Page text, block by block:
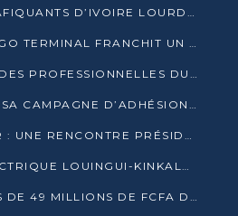
BRACONNAGE : 3 TRAFIQUANTS D’IVOIRE LOURDEMENT CONDAMNÉS À DJAMBALA
POINTE-NOIRE : CONGO TERMINAL FRANCHIT UN CAP HISTORIQUE AVEC 99 MOUVEMENTS/HEURE
KELLÉ, L’ELDORADO DES PROFESSIONNELLES DU SEXE
LE PARTI DPC LANCE SA CAMPAGNE D’ADHÉSIONS ET VEUT STRUCTURER SA PRÉSENCE DANS LES 15 DÉPARTEMENTS
MACKY SALL À DAKAR : UNE RENCONTRE PRÉSIDENTIELLE QUI DIVISE L’OPINION SÉNÉGALAISE
POOL : LA LIGNE ÉLECTRIQUE LOUINGUI-KINKALA-BOKO MISE EN SERVICE
LE PNUD REMET PLUS DE 49 MILLIONS DE FCFA D’ÉQUIPEMENTS POUR ACCÉLÉRER LA NUMÉRISATION DU SYSTÈME DE SANTÉ